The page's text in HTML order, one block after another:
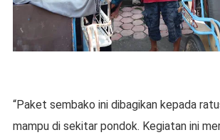
“Paket sembako ini dibagikan kepada
mampu di sekitar pondok. Kegiatan ini